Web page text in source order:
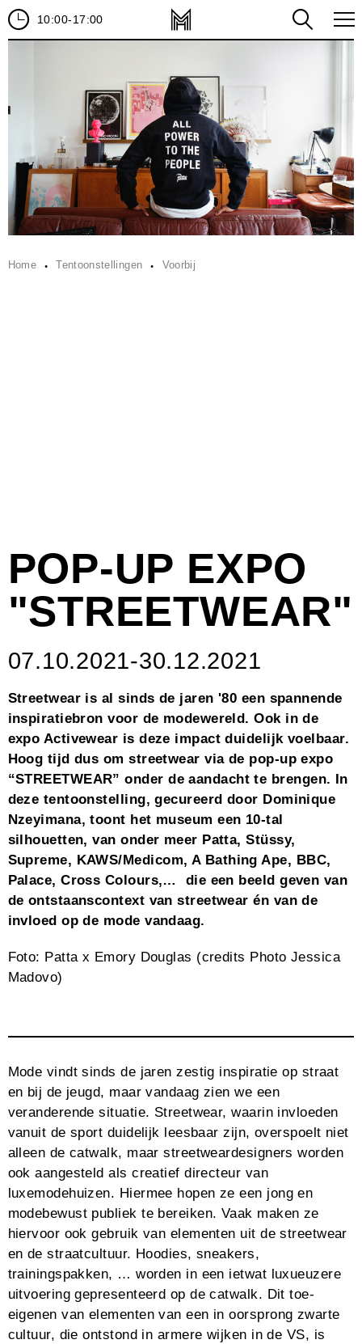
10:00-17:00
Home Tentoonstellingen Voorbij
POP-UP EXPO
"STREETWEAR"
07.10.2021-30.12.2021
Streetwear is al sinds de jaren '80 een spannende
inspiratiebron voor de modewereld. Ook in de
expo Activewear is deze impact duidelijk voelbaar.
Hoog tijd dus om streetwear via de pop-up expo
“STREETWEAR” onder de aandacht te brengen. In
deze tentoonstelling, gecureerd door Dominique
Nzeyimana, toont het museum een 10-tal
silhouetten, van onder meer Patta, Stüssy,
Supreme, KAWS/Medicom, A Bathing Ape, BBC,
Palace, Cross Colours,… die een beeld geven van
de ontstaanscontext van streetwear én van de
invloed op de mode vandaag.
Foto: Patta x Emory Douglas (credits Photo Jessica
Madovo)
Mode vindt sinds de jaren zestig inspiratie op straat
en bij de jeugd, maar vandaag zien we een
veranderende situatie. Streetwear, waarin invloeden
vanuit de sport duidelijk leesbaar zijn, overspoelt niet
alleen de catwalk, maar streetweardesigners worden
ook aangesteld als creatief directeur van
luxemodehuizen. Hiermee hopen ze een jong en
modebewust publiek te bereiken. Vaak maken ze
hiervoor ook gebruik van elementen uit de streetwear
en de straatcultuur. Hoodies, sneakers,
trainingspakken, … worden in een ietwat luxueuzere
uitvoering gepresenteerd op de catwalk. Dit toe-
eigenen van elementen van een in oorsprong zwarte
cultuur, die ontstond in armere wijken in de VS, is